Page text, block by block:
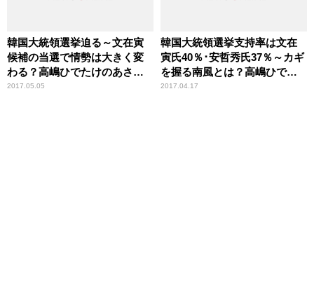
韓国大統領選挙迫る～文在寅
候補の当選で情勢は大きく変
わる？高嶋ひでたけのあさラ
ジ！
2017.05.05
韓国大統領選挙支持率は文在
寅氏40％･安哲秀氏37％～カギ
を握る南風とは？高嶋ひでた
けのあさラジ
2017.04.17